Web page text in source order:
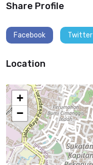
Share Profile
Facebook Twitter
Location
+
−